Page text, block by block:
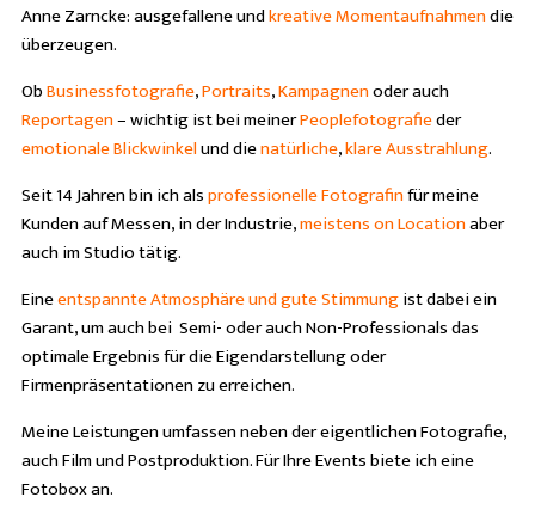
Anne Zarncke:ausgefallene undkreative Momentaufnahmendie
überzeugen.
ObBusinessfotografie,Portraits,Kampagnenoder auch
Reportagen– wichtig ist bei meinerPeoplefotografieder
emotionale Blickwinkelund dienatürliche,klareAusstrahlung.
Seit 14 Jahren bin ich alsprofessionelle Fotografinfür meine
Kunden auf Messen, in der Industrie,meistens on Locationaber
auch im Studio tätig.
Eineentspannte Atmosphäre und gute Stimmungist dabei ein
Garant, um auch bei Semi- oder auch Non-Professionals das
optimale Ergebnis für die Eigendarstellung oder
Firmenpräsentationen zu erreichen.
Meine Leistungen umfassen neben der eigentlichen Fotografie,
auch Film und Postproduktion. Für Ihre Events biete ich eine
Fotobox an.